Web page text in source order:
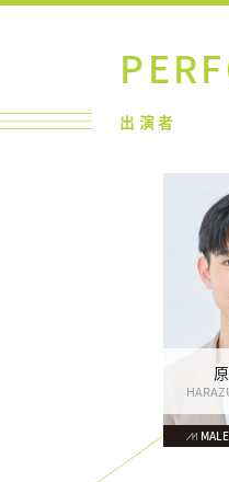
出演者
MALE